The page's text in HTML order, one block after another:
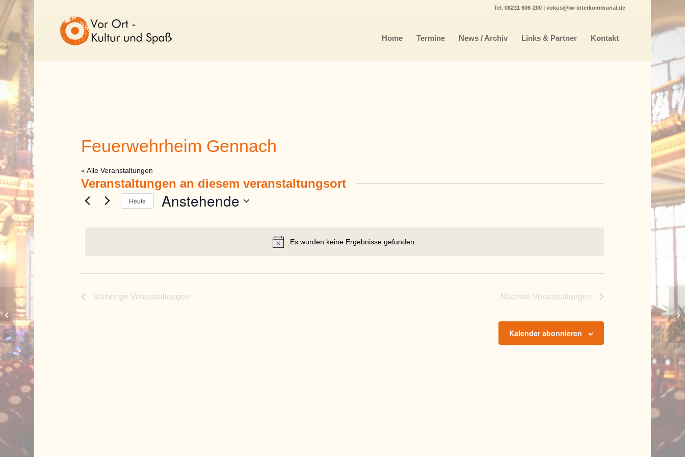
Tel. 08231 606-200 | vokus@lw-interkommunal.de
Home Termine News / Archiv Links & Partner Kontakt
Feuerwehrheim Gennach
« Alle Veranstaltungen
Veranstaltungen an diesem veranstaltungsort
Hinweis
Es wurden keine Ergebnisse gefunden.
Heute Anstehende
VorherigeVeranstaltungen Nächste Veranstaltungen
Kalender abonnieren
Hof der Familie Reiter, St.-Ulrich-
Straße 9, Oberottmarshausen